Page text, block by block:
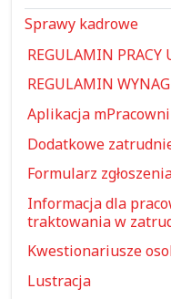
Sprawy kadrowe
REGULAMIN PRACY
REGULAMIN
Aplikacja
Dodatkowe
Formularz
Informacja dla
traktowania w
Kwestionariusze
Lustracja